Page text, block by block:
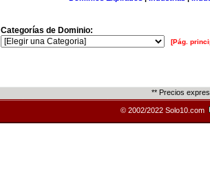
Categorías de Dominio:
[Pág.
** Precios
© 2002/2022 Solo10.com